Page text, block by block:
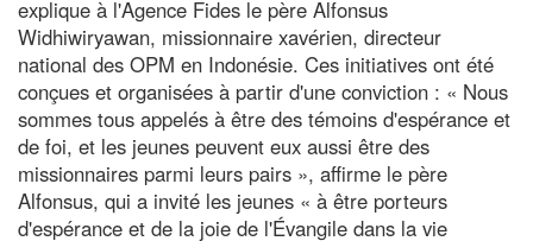
explique à l'Agence Fides le père Alfonsus
Widhiwiryawan, missionnaire xavérien, directeur
national des OPM en Indonésie. Ces initiatives ont été
conçues et organisées à partir d'une conviction : « Nous
sommes tous appelés à être des témoins d'espérance et
de foi, et les jeunes peuvent eux aussi être des
missionnaires parmi leurs pairs », affirme le père
Alfonsus, qui a invité les jeunes « à être porteurs
d'espérance et de la joie de l'Évangile dans la vie